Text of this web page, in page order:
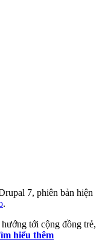
7, phiên bản hiện
.
tới cộng đồng trẻ,
hiểu thêm